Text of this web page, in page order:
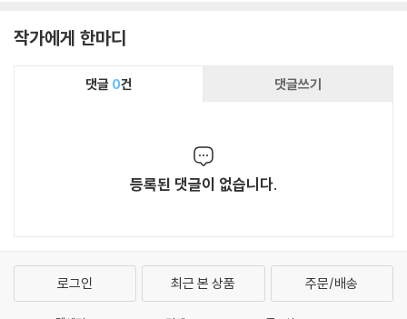
작가에게 한마디
댓글 0건 댓글쓰기
등록된 댓글이 없습니다.
로그인 최근 본 상품 주문/배송